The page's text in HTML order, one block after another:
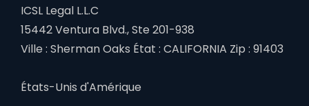
ICSL Legal L.L.C
15442 Ventura Blvd., Ste 201-938
Ville : Sherman Oaks État : CALIFORNIA Zip : 91403
États-Unis d'Amérique